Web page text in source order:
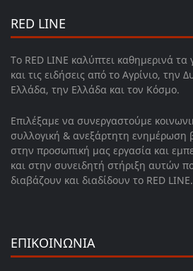
RED LINE
Το RED LINE καλύπτει καθημερινά τα
και τις ειδήσεις από το Αγρίνιο, την
Ελλάδα, την Ελλάδα και τον Κόσμο.
Επιλέξαμε να συνεργαστούμε
συλλογική & ανεξάρτητη ενημέρωση
στην προσωπική μας εργασία και
και στην συνειδητή στήριξη αυτών
διαβάζουν και διαδίδουν το RED LINE.
ΕΠΙΚΟΙΝΩΝΙΑ